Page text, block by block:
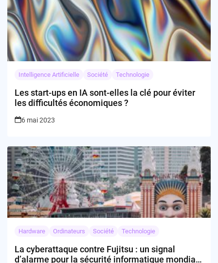
Intelligence Artificielle Société Technologie
Les start-ups en IA sont-elles la clé pour éviter
les difficultés économiques ?
6 mai 2023
Hardware Ordinateurs Société Technologie
La cyberattaque contre Fujitsu : un signal
d’alarme pour la sécurité informatique mondiale